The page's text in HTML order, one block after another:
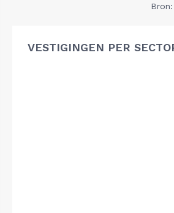
Bron:
VESTIGINGEN PER